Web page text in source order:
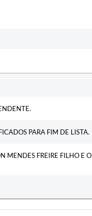
PARA FIM DE LISTA.
MENDES FREIRE FILHO E O